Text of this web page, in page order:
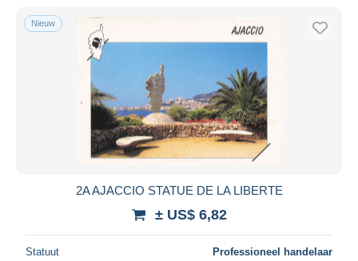
Toepassen
Nieuw
2A AJACCIO STATUE DE LA LIBERTE
± US$ 6,82
Statuut Professioneel handelaar